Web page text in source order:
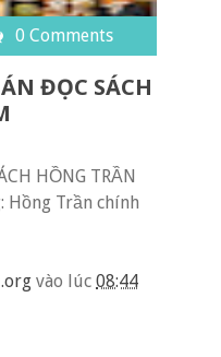
0 Comments
ĐỌC SÁCH
HỒNG TRẦN
Hồng Trần chính
vào lúc 08:44